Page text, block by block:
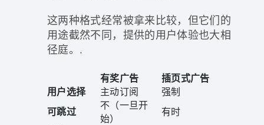
这两种格式经常被拿来比较，但它们的
用途截然不同，提供的用户体验也大相
径庭。.
有奖广告
插页式广告
用户选择
主动订阅
强制
可跳过
不（一旦开
始）
有时